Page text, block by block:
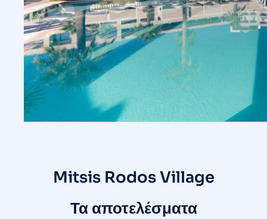
Mitsis Rodos Village
Τα αποτελέσματα